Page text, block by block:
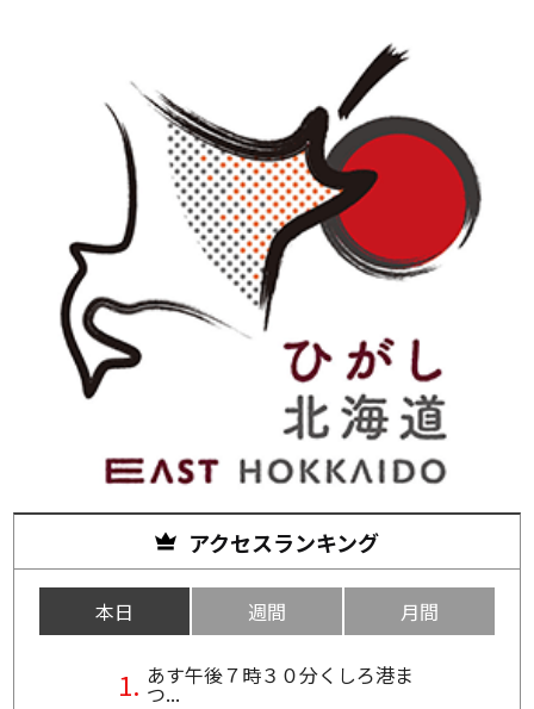
アクセスランキング
本日 週間 月間
あす午後７時３０分くしろ港ま
つ...